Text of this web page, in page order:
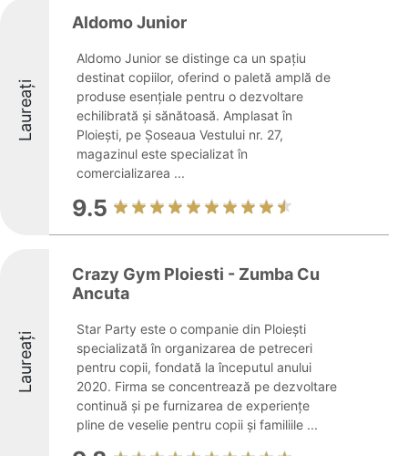
Laureați
Aldomo Junior
Aldomo Junior se distinge ca un spațiu
destinat copiilor, oferind o paletă amplă de
produse esențiale pentru o dezvoltare
echilibrată și sănătoasă. Amplasat în
Ploiești, pe Șoseaua Vestului nr. 27,
magazinul este specializat în
comercializarea ...
9.5
Laureați
Crazy Gym Ploiesti - Zumba Cu
Ancuta
Star Party este o companie din Ploiești
specializată în organizarea de petreceri
pentru copii, fondată la începutul anului
2020. Firma se concentrează pe dezvoltare
continuă și pe furnizarea de experiențe
pline de veselie pentru copii și familiile ...